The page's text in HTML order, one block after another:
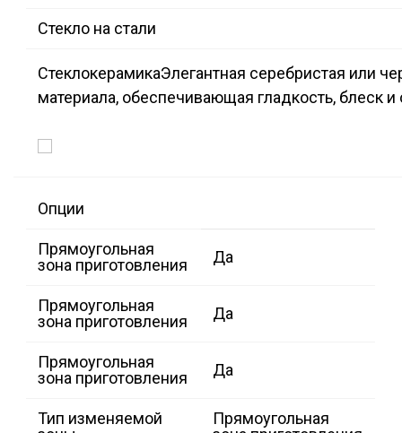
Стекло на стали
СтеклокерамикаЭлегантная серебристая или
материала, обеспечивающая гладкость, блеск
Опции
Прямоугольная
зона приготовления
Да
Прямоугольная
зона приготовления
Да
Прямоугольная
зона приготовления
Да
Тип изменяемой
Прямоугольная